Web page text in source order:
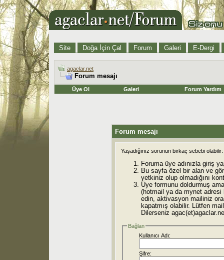
Site Doğa İçin Çal Forum Galeri E-Dergi
agaclar.net
Forum mesajı
Üye Ol Galeri Forum Yardım
Forum mesajı
Yaşadığınız sorunun birkaç sebebi olabilir:
Foruma üye adınızla giriş
Bu sayfa özel bir alan ve
yetkiniz olup olmadığını
Üye formunu doldurmuş
(hotmail ya da mynet adresi
edin, aktivasyon mailiniz
kapatmış olabilir. Lütfen
Dilerseniz
Bağlan
Kullanıcı Adı:
Şifre: